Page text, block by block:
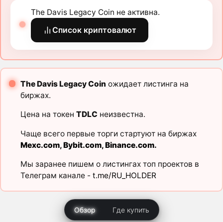
The Davis Legacy Coin не активна.
Список криптовалют
The Davis Legacy Coin ожидает листинга на
биржах.
Цена на токен TDLC неизвестна.
Чаще всего первые торги стартуют на биржах
Mexc.com,Bybit.com,Binance.com.
Мы заранее пишем о листингах топ проектов в
Телеграм канале - t.me/RU_HOLDER
Обзор Где купить